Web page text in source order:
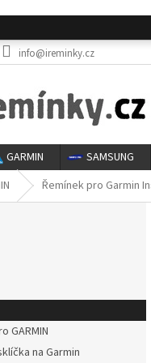
info@ireminky.cz
GARMIN SAMSUNG
Řemínek pro Garmin
GARMIN
na Garmin